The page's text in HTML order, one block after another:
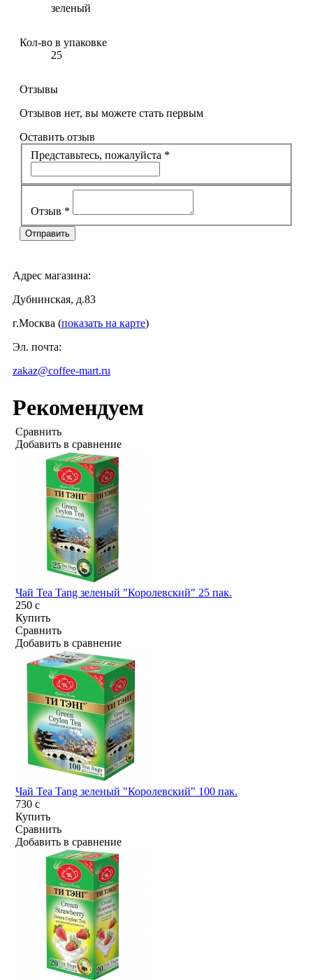
зеленый
Кол-во в упаковке
25
Отзывы
Отзывов нет, вы можете стать первым
Оставить отзыв
Представьтесь, пожалуйста *
Отзыв *
Адрес магазина:
Дубнинская, д.83
г.Москва (показать на карте)
Эл. почта:
zakaz@coffee-mart.ru
Рекомендуем
Сравнить
Добавить в сравнение
Чай Tea Tang зеленый "Королевский" 25 пак.
250c
Купить
Сравнить
Добавить в сравнение
Чай Tea Tang зеленый "Королевский" 100 пак.
730c
Купить
Сравнить
Добавить в сравнение